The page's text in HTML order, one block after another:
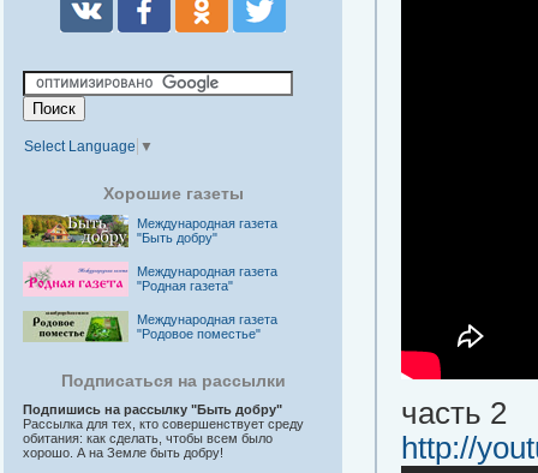
Select Language ▼
Хорошие газеты
Международная газета
"Быть добру"
Международная газета
"Родная газета"
Международная газета
"Родовое поместье"
Подписаться на рассылки
Подпишись на рассылку "Быть добру"
Рассылка для тех, кто совершенствует среду
обитания: как сделать, чтобы всем было
хорошо. А на Земле быть добру!
часть 2
http://